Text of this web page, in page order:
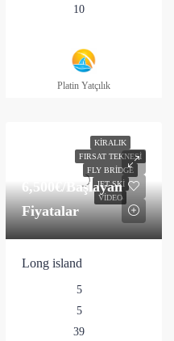
10
Platin Yatçılık
KIRALIK
FIRSAT TEKNESI
FLY BRIDGE
JET SKI
VIDEO
6,500€/Başlayan
Fiyatalar
Long island
5
5
39